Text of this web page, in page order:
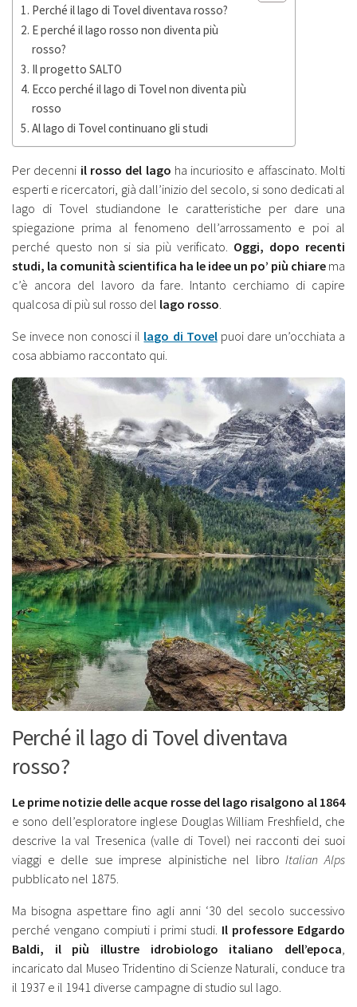
Perché il lago di Tovel diventava rosso?
E perché il lago rosso non diventa più
rosso?
Il progetto SALTO
Ecco perché il lago di Tovel non diventa più
rosso
Al lago di Tovel continuano gli studi
Per decenni il rosso del lago ha incuriosito e affascinato. Molti
esperti e ricercatori, già dall’inizio del secolo, si sono dedicati al
lago di Tovel studiandone le caratteristiche per dare una
spiegazione prima al fenomeno dell’arrossamento e poi al
perché questo non si sia più verificato. Oggi, dopo recenti
studi, la comunità scientifica ha le idee un po’ più chiare ma
c’è ancora del lavoro da fare. Intanto cerchiamo di capire
qualcosa di più sul rosso del lago rosso
Se invece non conosci il lago di Tovelpuoi dare un’occhiata a
cosa abbiamo raccontato qui.
Perché il lago di Tovel diventava
rosso?
Le prime notizie delle acque rosse del lago risalgono al 1864
e sono dell’esploratore inglese Douglas William Freshfield, che
descrive la val Tresenica (valle di Tovel) nei racconti dei suoi
viaggi e delle sue imprese alpinistiche nel libro Italian Alps
pubblicato nel 1875.
Ma bisogna aspettare fino agli anni ‘30 del secolo successivo
perché vengano compiuti i primi studi. Il professore Edgardo
Baldi, il più illustre idrobiologo italiano dell’epoca
incaricato dal Museo Tridentino di Scienze Naturali, conduce tra
il 1937 e il 1941 diverse campagne di studio sul lago.